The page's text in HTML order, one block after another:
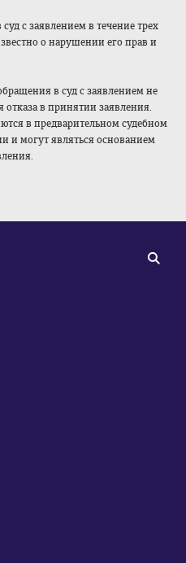
с заявлением в течение трех
о нарушении его прав и
в суд с заявлением не
отказа в принятии заявления.
в предварительном судебном
и могут являться основанием